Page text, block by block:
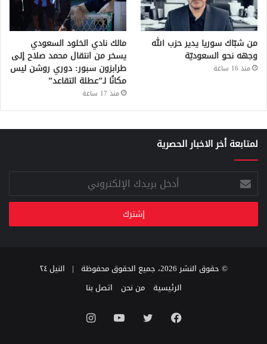
من شبّاك سوريا يدير حزب الله
وجهه نحو السعوديّة
منذ 16 ساعة
مالك نادي الخلود السعودي
يسخر من انتقال محمد صلاح إلى
طرابزون سبور: دوري روشن ليس
مكانًا لـ”عطلة التقاعد”
منذ 17 ساعة
لمتابعة أخر الاخبار الحصرية
أدخل
بريدك
الإلكتروني
© حقوق النشر 2026، جميع الحقوق محفوظة |
النيل ٢٤
الرئيسية
من نحن اتصل بنا
فيسبوك تويتر يوتيوب